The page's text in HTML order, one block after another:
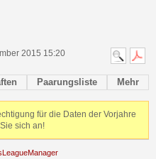
2015 15:20
Paarungsliste Mehr
für die Daten der Vorjahre
sich an!